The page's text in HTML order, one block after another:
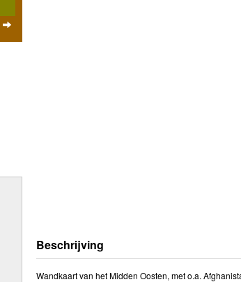
Beschrijving
Wandkaart van het Midden Oosten, met o.a.